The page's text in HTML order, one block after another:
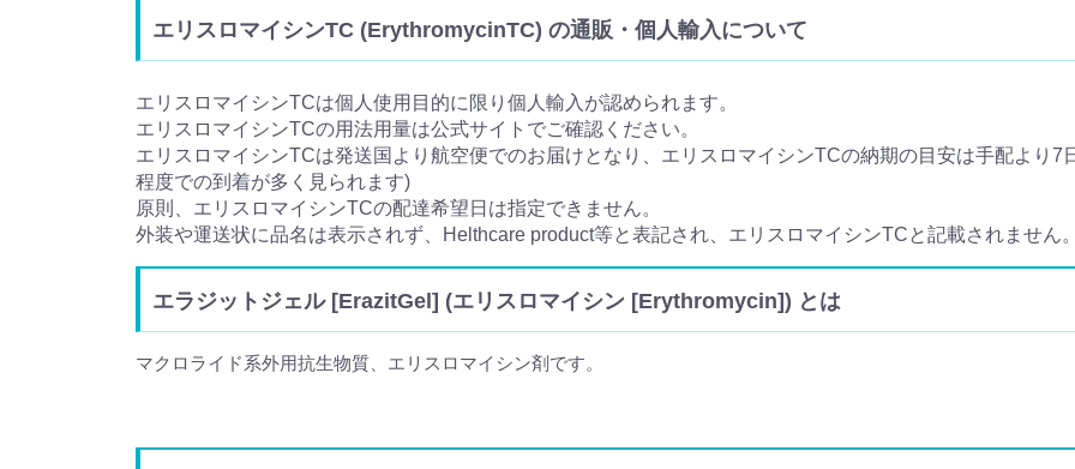
エリスロマイシンTC (ErythromycinTC) の通販・個人輸入について
エリスロマイシンTCは個人使用目的に限り個人輸入が認められます。
エリスロマイシンTCの用法用量は公式サイトでご確認ください。
エリスロマイシンTCは発送国より航空便でのお届けとなり、エリスロマイシンTCの納期の目安は手配より7
程度での到着が多く見られます)
原則、エリスロマイシンTCの配達希望日は指定できません。
外装や運送状に品名は表示されず、Helthcare product等と表記され、エリスロマイシンTCと記載されません。
エラジットジェル [ErazitGel] (エリスロマイシン [Erythromycin]) とは
マクロライド系外用抗生物質、エリスロマイシン剤です。